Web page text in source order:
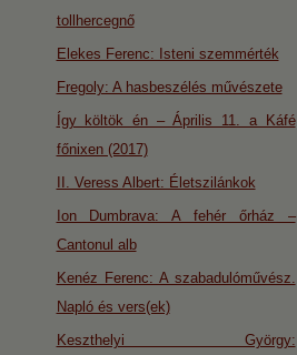
tollhercegnő
Elekes Ferenc: Isteni szemmérték
Fregoly: A hasbeszélés művészete
Így költök én – Április 11. a Káfé
főnixen (2017)
II. Veress Albert: Életszilánkok
Ion Dumbrava: A fehér őrház –
Cantonul alb
Kenéz Ferenc: A szabadulóművész.
Napló és vers(ek)
Keszthelyi György: